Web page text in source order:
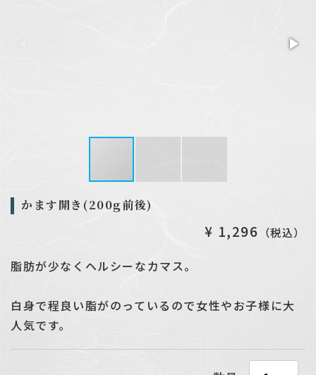
かます開き(200g前後)
¥ 1,296 （税込）
脂肪が少なくヘルシーなカマス。
白身で程良い脂がのっているので女性やお子様に大
人気です。